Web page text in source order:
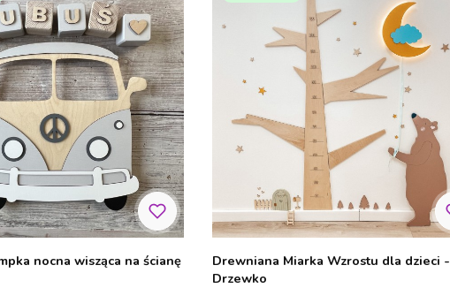
nocna wisząca na ścianę
Drewniana Miarka Wzrostu dla dzieci -
Drzewko